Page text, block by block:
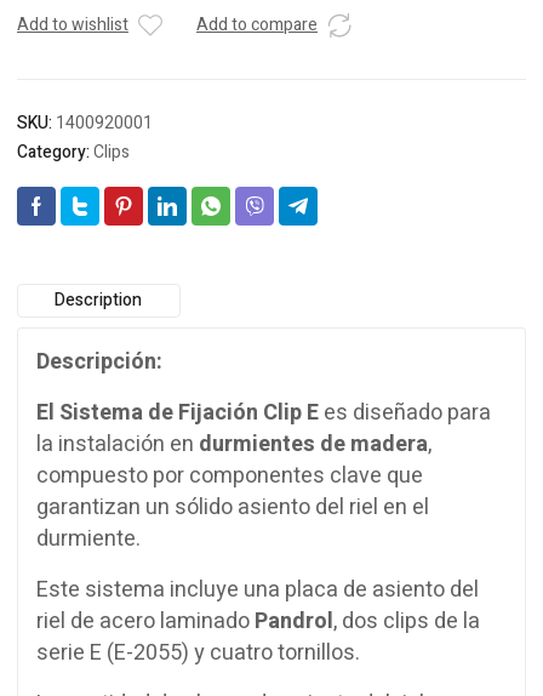
de
Add to wishlist Add to compare
SKU: 1400920001
Category:Clips
Description
Descripción:
El Sistema de Fijación Clip Ees diseñado para
la instalación en durmientes de madera,
compuesto por componentes clave que
garantizan un sólido asiento del riel en el
durmiente.
Este sistema incluye una placa de asiento del
riel de acero laminadoPandrol, dos clips de la
serie E (E-2055) y cuatro tornillos.